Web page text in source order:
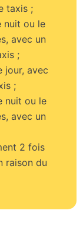
taxis ;
nuit ou le
avec un
;
jour, avec
;
nuit ou le
avec un
2 fois
raison du